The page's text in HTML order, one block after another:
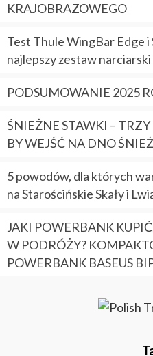
KRAJOBRAZOWEGO
Test Thule WingBar Edge
najlepszy zestaw
PODSUMOWANIE 2025
ŚNIEŻNE STAWKI – TRZY
BY WEJŚĆ NA DNO
5 powodów, dla których
na Starościńskie Skały i
JAKI POWERBANK
W PODRÓŻY?
POWERBANK BASEUS